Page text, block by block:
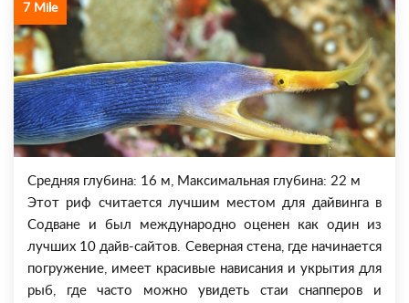
7 Mile
Средняя глубина: 16 м, Максимальная глубина: 22 м
Этот риф считается лучшим местом для дайвинга в
Содване и был международно оценен как один из
лучших 10 дайв-сайтов. Северная стена, где начинается
погружение, имеет красивые нависания и укрытия для
рыб, где часто можно увидеть стаи снапперов и